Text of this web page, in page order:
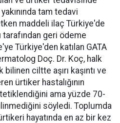
tam tedavi
maddeli ilaç Türkiye'de
geri ödeme
Türkiye'den katılan GATA
Doç. Dr. Koç, halk
ciltte aşırı kaşıntı ve
ürtiker hastalığının
ama yüzde 70-
söyledi. Toplumda
hayatında en az bir kez